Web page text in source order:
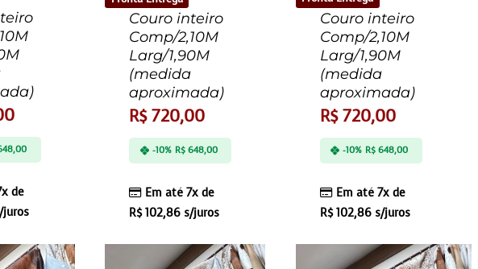
de
Couro inteiro
Comp/2,10M
Larg/1,90M
(medida
aproximada)
R$720,00
Em até 7x de
R$102,86 s/juros
-10% R$648,00
Couro inteiro
Comp/2,10M
Larg/1,90M
(medida
aproximada)
R$720,00
Em até 7x de
R$102,86s/juros
-10% R$ 648,00